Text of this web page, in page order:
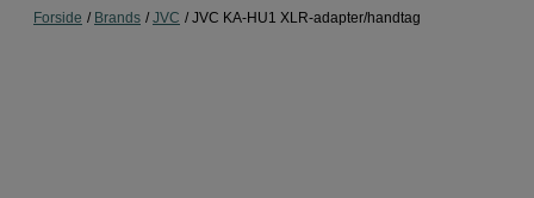
Forside Brands JVC JVC KA-HU1 XLR-adapter/handtag